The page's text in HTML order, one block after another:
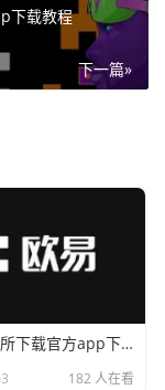
下载教程
下一篇»
欧意交易所下载官方app下载_欧意是干嘛的_欧意最新版下载官方app下载苹果版
182 人在看